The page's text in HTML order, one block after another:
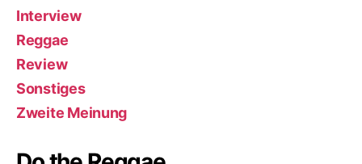
Interview
Reggae
Review
Sonstiges
Zweite Meinung